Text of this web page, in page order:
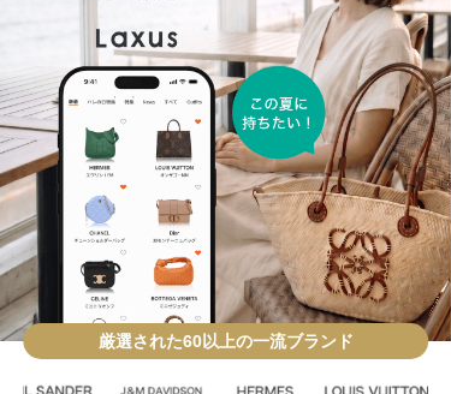
厳選された60以上の一流ブランド